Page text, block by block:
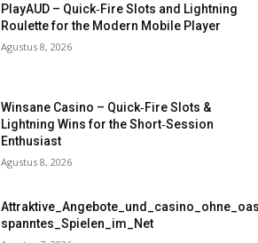
PlayAUD – Quick‑Fire Slots and Lightning
Roulette for the Modern Mobile Player
Agustus 8, 2026
Winsane Casino – Quick‑Fire Slots &
Lightning Wins for the Short‑Session
Enthusiast
Agustus 8, 2026
spanntes_Spielen_im_Net